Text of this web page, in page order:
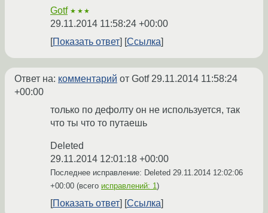
Gotf ★★★
29.11.2014 11:58:24 +00:00
Показать ответ
Ссылка
Ответ на: комментарий от Gotf29.11.2014 11:58:24
+00:00
только по дефолту он не используется, так
что ты что то путаешь
Deleted
29.11.2014 12:01:18 +00:00
Последнее исправление: Deleted 29.11.2014 12:02:06
+00:00 (всего исправлений: 1)
Показать ответ Ссылка